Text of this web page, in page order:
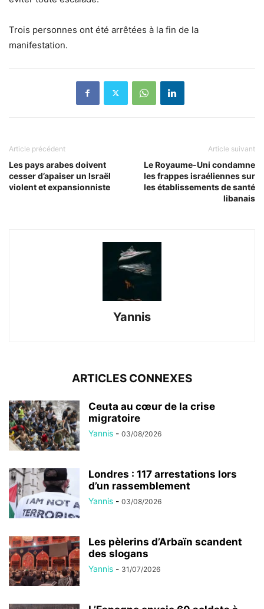
Trois personnes ont été arrêtées à la fin de la
manifestation.
Article précédent
Les pays arabes doivent
cesser d’apaiser un Israël
violent et expansionniste
Article suivant
Le Royaume-Uni condamne
les frappes israéliennes sur
les établissements de santé
libanais
Yannis
ARTICLES CONNEXES
Ceuta au cœur de la crise
migratoire
Yannis - 03/08/2026
Londres : 117 arrestations lors
d’un rassemblement
Yannis - 03/08/2026
Les pèlerins d’Arbaïn scandent
des slogans
Yannis - 31/07/2026